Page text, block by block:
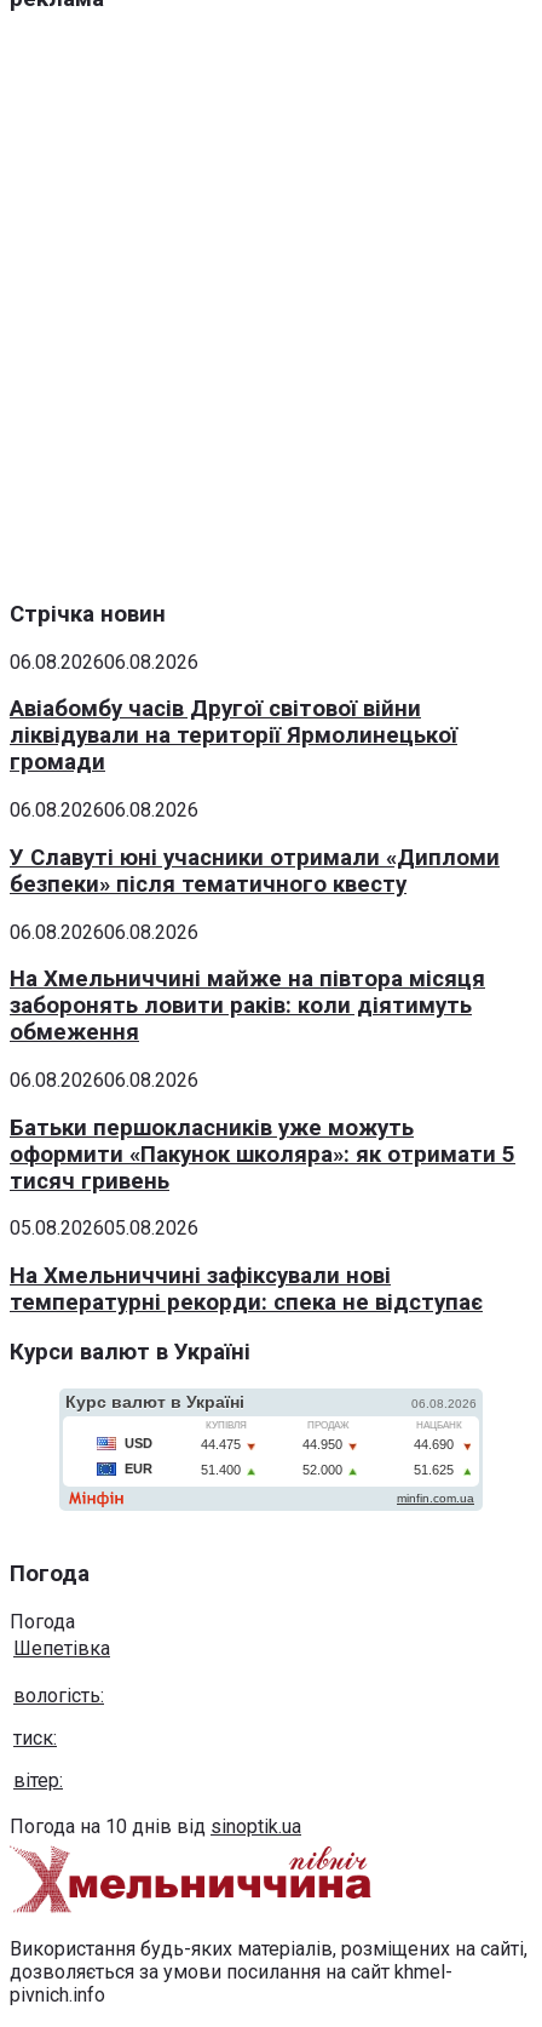
Стрічка новин
06.08.202606.08.2026
Авіабомбу часів Другої світової війни
ліквідували на території Ярмолинецької
громади
06.08.202606.08.2026
У Славуті юні учасники отримали «Дипломи
безпеки» після тематичного квесту
06.08.202606.08.2026
На Хмельниччині майже на півтора місяця
заборонять ловити раків: коли діятимуть
обмеження
06.08.202606.08.2026
Батьки першокласників уже можуть
оформити «Пакунок школяра»: як отримати 5
тисяч гривень
05.08.202605.08.2026
На Хмельниччині зафіксували нові
температурні рекорди: спека не відступає
Курси валют в Україні
Погода
Погода
Шепетівка
вологість:
тиск:
вітер:
Погода на 10 днів від sinoptik.ua
Використання будь-яких матеріалів, розміщених на сайті,
дозволяється за умови посилання на сайт khmel-
pivnich.info